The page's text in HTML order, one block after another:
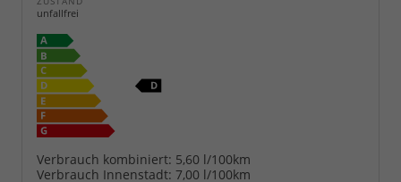
unfallfrei
Verbrauch kombiniert: 5,60 l/100km
Verbrauch Innenstadt: 7,00 l/100km